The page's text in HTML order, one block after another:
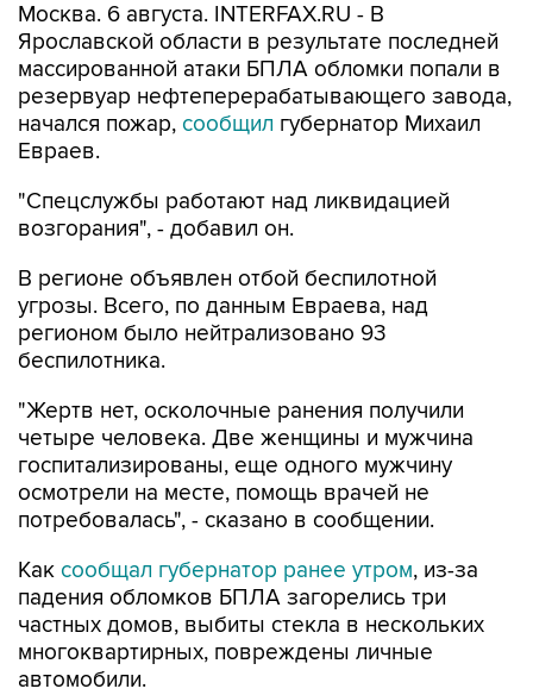
Москва. 6 августа. INTERFAX.RU - В
Ярославской области в результате последней
массированной атаки БПЛА обломки попали в
резервуар нефтеперерабатывающего завода,
начался пожар, сообщил губернатор Михаил
Евраев.
"Спецслужбы работают над ликвидацией
возгорания", - добавил он.
В регионе объявлен отбой беспилотной
угрозы. Всего, по данным Евраева, над
регионом было нейтрализовано 93
беспилотника.
"Жертв нет, осколочные ранения получили
четыре человека. Две женщины и мужчина
госпитализированы, еще одного мужчину
осмотрели на месте, помощь врачей не
потребовалась", - сказано в сообщении.
Как сообщал губернатор ранее утром, из-за
падения обломков БПЛА загорелись три
частных домов, выбиты стекла в нескольких
многоквартирных, повреждены личные
автомобили.